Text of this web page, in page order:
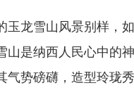
玉龙雪山风景别样，
是纳西人民心中的
气势磅礴，造型玲珑